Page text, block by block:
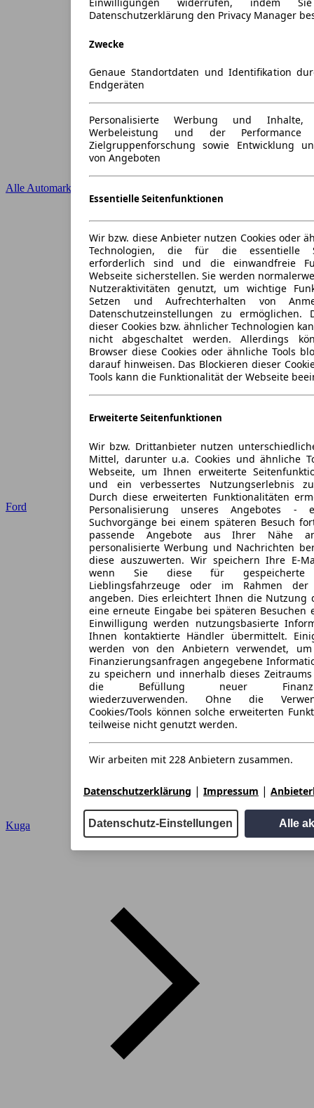
Alle Automarken
Ford
Kuga
Einwilligungen widerrufen, indem
Datenschutzerklärung den Privacy Manager
Zwecke
Genaue Standortdaten und Identifikation
Endgeräten
Personalisierte Werbung und Inhalte,
Werbeleistung und der
Zielgruppenforschung sowie Entwicklung
von Angeboten
Essentielle Seitenfunktionen
Wir bzw. diese Anbieter nutzen Cookies oder
Technologien, die für die essentielle
erforderlich sind und die einwandfreie
Webseite sicherstellen. Sie werden
Nutzeraktivitäten genutzt, um wichtige
Setzen und Aufrechterhalten von
Datenschutzeinstellungen zu ermöglichen.
dieser Cookies bzw. ähnlicher Technologien
nicht abgeschaltet werden. Allerdings
Browser diese Cookies oder ähnliche Tools
darauf hinweisen. Das Blockieren dieser
Tools kann die Funktionalität der Webseite
Erweiterte Seitenfunktionen
Wir bzw. Drittanbieter nutzen
Mittel, darunter u.a. Cookies und ähnliche
Webseite, um Ihnen erweiterte
und ein verbessertes Nutzungserlebnis
Durch diese erweiterten Funktionalitäten
Personalisierung unseres Angebotes
Suchvorgänge bei einem späteren Besuch
passende Angebote aus Ihrer Nähe
personalisierte Werbung und Nachrichten
diese auszuwerten. Wir speichern Ihre E-
wenn Sie diese für gespeicherte
Lieblingsfahrzeuge oder im Rahmen der
angeben. Dies erleichtert Ihnen die Nutzung
eine erneute Eingabe bei späteren
Einwilligung werden nutzungsbasierte
Ihnen kontaktierte Händler übermittelt.
werden von den Anbietern verwendet,
Finanzierungsanfragen angegebene
zu speichern und innerhalb dieses
die Befüllung neuer
wiederzuverwenden. Ohne die
Cookies/Tools können solche erweiterten
teilweise nicht genutzt werden.
Wir arbeiten mit 228 Anbietern zusammen.
Datenschutzerklärung | Impressum |
Datenschutz-Einstellungen Alle